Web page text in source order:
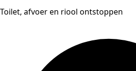
Toilet, afvoer en riool ontstoppen